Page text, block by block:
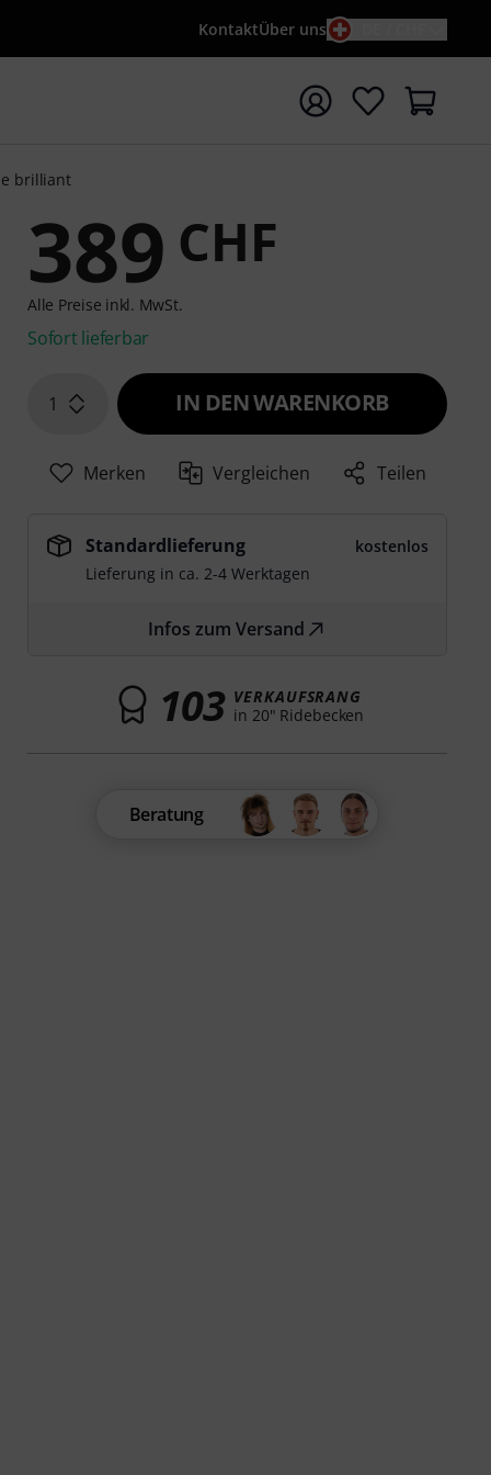
KontaktÜber uns
mit Suchwort {searchTerm} starten
brilliant
389 CHF
Alle Preise inkl. MwSt.
Sofort lieferbar
1 IN DEN WARENKORB
Merken Vergleichen Teilen
Standardlieferung
kostenlos
Lieferung in ca. 2-4 Werktagen
Infos zum Versand
103 VERKAUFSRANG
in 20" Ridebecken
Beratung